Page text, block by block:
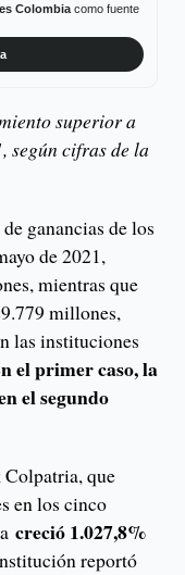
Colombiacomo fuente
superior a
según cifras de la
ganancias de los
de 2021,
mientras que
millones,
las instituciones
el primer caso, la
el segundo
que
en los cinco
creció 1.027,8%
reportó